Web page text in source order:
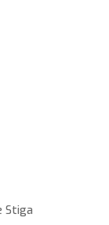
Stiga